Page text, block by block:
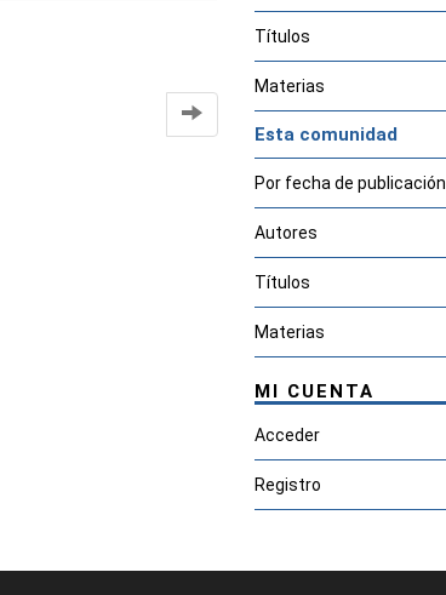
Títulos
Materias
Esta comunidad
Por fecha de publicación
Autores
Títulos
Materias
MI CUENTA
Acceder
Registro